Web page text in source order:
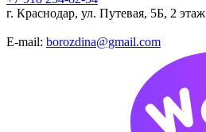
г. Краснодар, ул. Путевая, 5Б, 2 этаж
E-mail: borozdina@gmail.com